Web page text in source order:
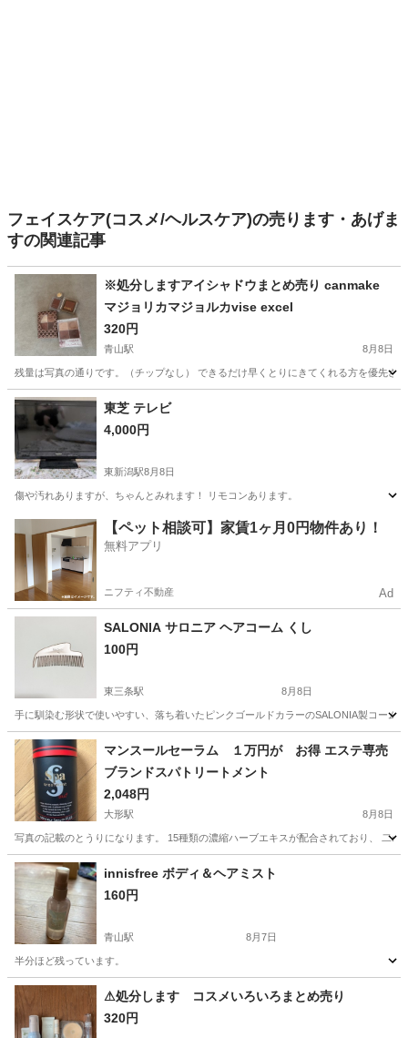
フェイスケア(コスメ/ヘルスケア)の売ります・あげま
すの関連記事
※処分しますアイシャドウまとめ売り canmake
マジョリカマジョルカvise excel
320円
青山駅 8月8日
残量は写真の通りです。（チップなし） できるだけ早くとりにきてくれる方を優先さ
新潟 新潟市 青山駅 メイクアップ
東芝 テレビ
4,000円
東新潟駅8月8日
傷や汚れありますが、ちゃんとみれます！ リモコンあります。
新潟市 東新潟駅 その他 おりものシート
【ペット相談可】家賃1ヶ月0円物件あり！
無料アプリ
ニフティ不動産 Ad
SALONIA サロニア ヘアコーム くし
100円
東三条駅 8月8日
手に馴染む形状で使いやすい、落ち着いたピンクゴールドカラーのSALONIA製コー
新潟 三条市 ヘアケア SALONIA
マンスールセーラム １万円が お得 エステ専売
ブランドスパトリートメント
2,048円
大形駅 8月8日
写真の記載のとうりになります。 15種類の濃縮ハーブエキスが配合されており、 二
新潟 新潟市 ボディケア
innisfree ボディ＆ヘアミスト
160円
青山駅 8月7日
半分ほど残っています。
新潟 新潟市 青山駅 香水
⚠︎処分します コスメいろいろまとめ売り
320円